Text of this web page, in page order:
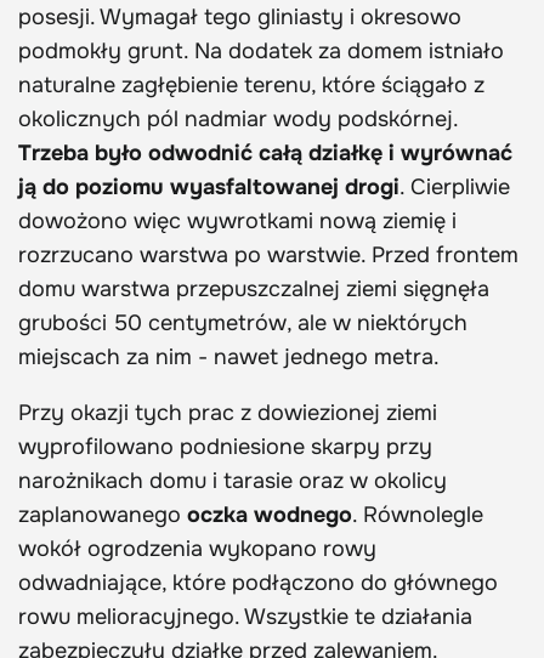
posesji. Wymagał tego gliniasty i okresowo
podmokły grunt. Na dodatek za domem istniało
naturalne zagłębienie terenu, które ściągało z
okolicznych pól nadmiar wody podskórnej.
Trzeba było odwodnić całą działkę i wyrównać
ją do poziomu wyasfaltowanej drogi. Cierpliwie
dowożono więc wywrotkami nową ziemię i
rozrzucano warstwa po warstwie. Przed frontem
domu warstwa przepuszczalnej ziemi sięgnęła
grubości 50 centymetrów, ale w niektórych
miejscach za nim - nawet jednego metra.
Przy okazji tych prac z dowiezionej ziemi
wyprofilowano podniesione skarpy przy
narożnikach domu i tarasie oraz w okolicy
zaplanowanego oczka wodnego. Równolegle
wokół ogrodzenia wykopano rowy
odwadniające, które podłączono do głównego
rowu melioracyjnego. Wszystkie te działania
zabezpieczyły działkę przed zalewaniem.